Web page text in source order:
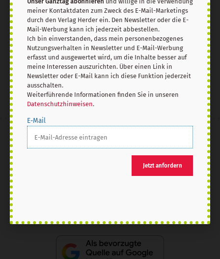
E-Mail
Jetzt anmelden
AGB und Widerrufsbelehrung
Barrierefreiheit
Impressum
meiner Kontaktdaten zum Zweck des E-Mail-Marketings
durch den Verlag Herder ein. Den Newsletter oder die E-
Mail-Werbung kann ich jederzeit abbestellen.
Ich bin einverstanden, dass mein personenbezogenes
Nutzungsverhalten in Newsletter und E-Mail-Werbung
erfasst und ausgewertet wird, um die Inhalte besser auf
meine Interessen auszurichten. Über einen Link in
Newsletter oder E-Mail kann ich diese Funktion jederzeit
ausschalten.
Weiterführende Informationen finden Sie in unseren
Datenschutzhinweisen.
E-Mail
Jetzt anfordern